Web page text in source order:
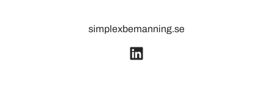
simplexbemanning.se